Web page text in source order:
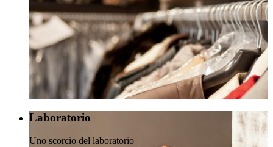
Laboratorio
Uno scorcio del laboratorio